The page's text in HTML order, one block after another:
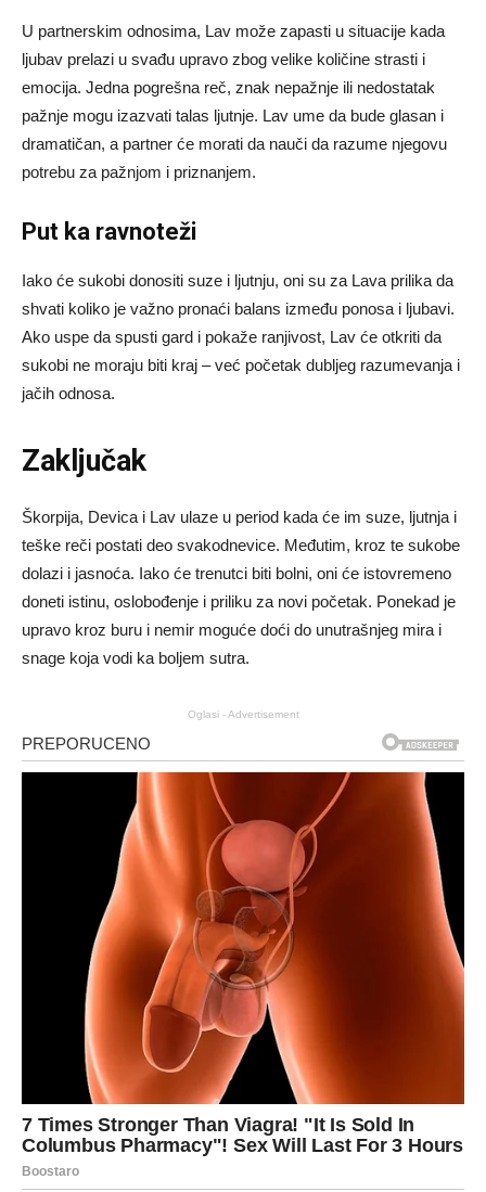
U partnerskim odnosima, Lav može zapasti u situacije kada
ljubav prelazi u svađu upravo zbog velike količine strasti i
emocija. Jedna pogrešna reč, znak nepažnje ili nedostatak
pažnje mogu izazvati talas ljutnje. Lav ume da bude glasan i
dramatičan, a partner će morati da nauči da razume njegovu
potrebu za pažnjom i priznanjem.
Put ka ravnoteži
Iako će sukobi donositi suze i ljutnju, oni su za Lava prilika da
shvati koliko je važno pronaći balans između ponosa i ljubavi.
Ako uspe da spusti gard i pokaže ranjivost, Lav će otkriti da
sukobi ne moraju biti kraj – već početak dubljeg razumevanja i
jačih odnosa.
Zaključak
Škorpija, Devica i Lav ulaze u period kada će im suze, ljutnja i
teške reči postati deo svakodnevice. Međutim, kroz te sukobe
dolazi i jasnoća. Iako će trenutci biti bolni, oni će istovremeno
doneti istinu, oslobođenje i priliku za novi početak. Ponekad je
upravo kroz buru i nemir moguće doći do unutrašnjeg mira i
snage koja vodi ka boljem sutra.
Oglasi - Advertisement